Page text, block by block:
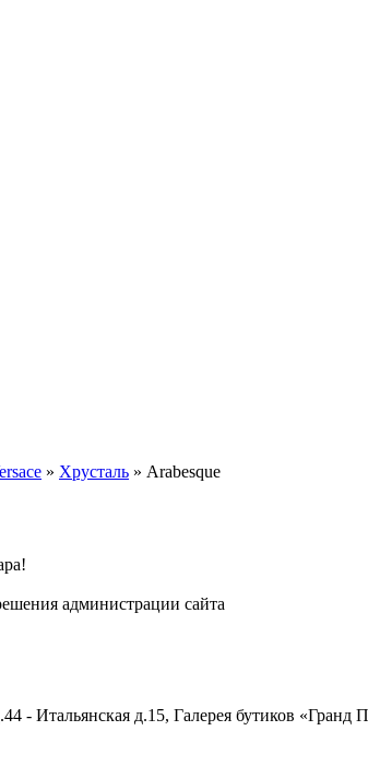
» Хрусталь » Arabesque
администрации сайта
- Итальянская д.15, Галерея бутиков